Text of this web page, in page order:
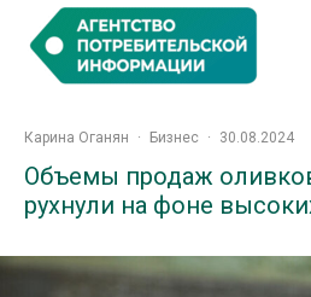
Карина Оганян · Бизнес · 30.08.2024
Объемы продаж
рухнули на фоне